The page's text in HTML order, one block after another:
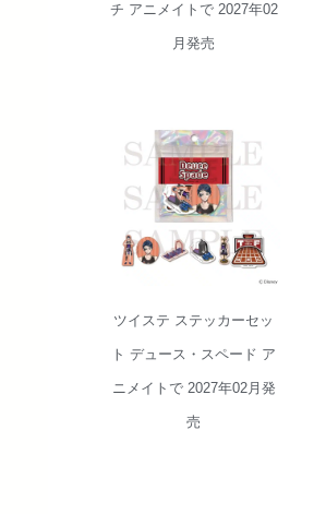
チ アニメイトで 2027年02
月発売
ツイステ ステッ
カーセット デュ
ース・スペード
アニメイトで
2027年02月発売
ツイステ ステッカーセッ
ト デュース・スペード ア
ニメイトで 2027年02月発
売